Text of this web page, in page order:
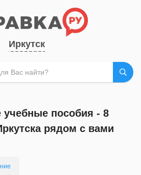
Иркутск
учебные пособия - 8
рядом с вами